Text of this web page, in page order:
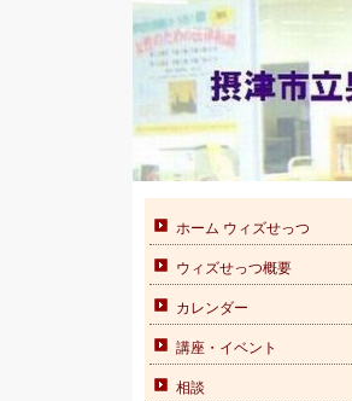
ホーム ウィズせっつ
ウィズせっつ概要
カレンダー
講座・イベント
相談